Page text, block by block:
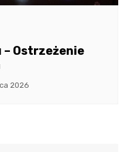
– Ostrzeżenie
2026